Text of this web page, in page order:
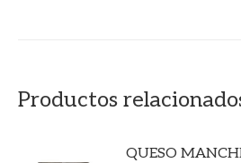
Productos
QUESO